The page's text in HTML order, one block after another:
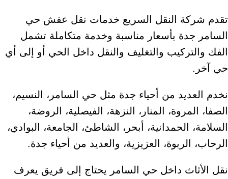
تقدم شركة النقل السريع خدمات نقل عفش حي
السامر جدة بأسعار مناسبة وخدمة متكاملة تشمل
الفك والتركيب والتغليف والنقل داخل الحي أو إلى أي
حي آخر.
نخدم العديد من أحياء جدة مثل حي السامر، النسيم،
الصفا، المروة، المنار، النزهة، الفيصلية، الروضة،
السلامة، الحمدانية، أبحر، الشاطئ، الجامعة، البوادي،
الرحاب، الربوة، العزيزية، والعديد من أحياء جدة.
نقل الأثاث داخل حي السامر يحتاج إلى فريق يعرف